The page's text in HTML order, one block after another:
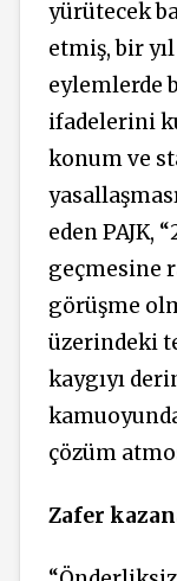
yürütecek
etmiş, bir
eylemlerde
ifadelerini
konum ve
eden PAJK,
geçmesine
görüşme
üzerindeki
kaygıyı
çözüm
Zafer